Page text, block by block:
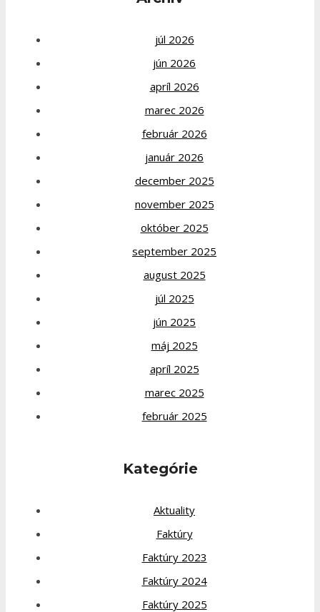
júl 2026
jún 2026
apríl 2026
marec 2026
február 2026
január 2026
december 2025
november 2025
október 2025
september 2025
august 2025
júl 2025
jún 2025
máj 2025
apríl 2025
marec 2025
február 2025
Kategórie
Aktuality
Faktúry
Faktúry 2023
Faktúry 2024
Faktúry 2025